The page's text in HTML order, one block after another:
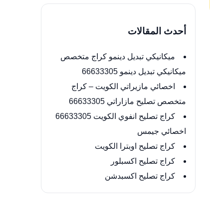
أحدث المقالات
ميكانيكي تبديل دينمو كراج متخصص
ميكانيكي تبديل دينمو 66633305
اخصائي مازيراتي الكويت – كراج
متخصص تصليح مازاراتي 66633305
كراج تصليح انفوي الكويت 66633305
اخصائي جيمس
كراج تصليح اوبترا الكويت
كراج تصليح اكسبلور
كراج تصليح اكسبدشن